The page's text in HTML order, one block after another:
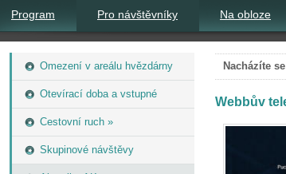
Program Pro návštěvníky Na obloze
Omezení v areálu hvězdárny
Otevírací doba a vstupné
Cestovní ruch »
Skupinové návštěvy
Nacházíte
Webbův